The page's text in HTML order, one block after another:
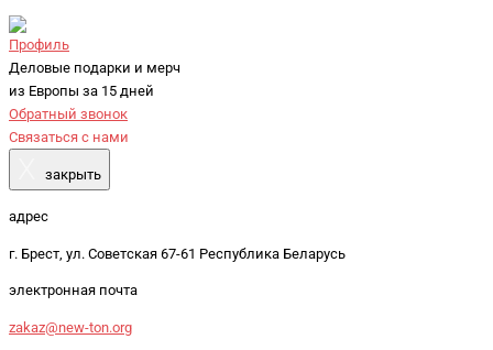
Профиль
Деловые подарки и мерч
из Европы за 15 дней
Обратный звонок
Связаться с нами
закрыть
адрес
г. Брест, ул. Советская 67-61 Республика Беларусь
электронная почта
zakaz@new-ton.org